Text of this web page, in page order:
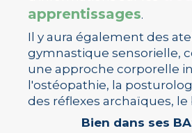
apprentissages.
Il y aura également des
gymnastique sensorielle,
une approche corporelle
l'ostéopathie, la
des réflexes archaïques, le
Bien dans ses